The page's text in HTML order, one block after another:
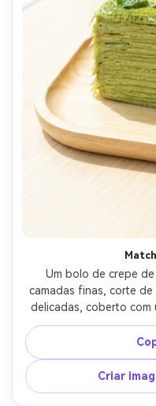
Um bolo de crepe
camadas finas, corte de
delicadas, coberto com
de chocolate branco,
pálida, luz do dia
90mm, f/3.2,
realistas e brilho
Criar